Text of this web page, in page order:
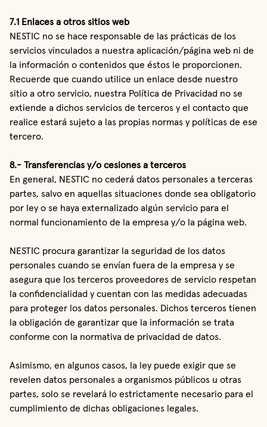
7.1 Enlaces a otros sitios web
NESTIC no se hace responsable de las prácticas de los
servicios vinculados a nuestra aplicación/página web ni de
la información o contenidos que éstos le proporcionen.
Recuerde que cuando utilice un enlace desde nuestro
sitio a otro servicio, nuestra Política de Privacidad no se
extiende a dichos servicios de terceros y el contacto que
realice estará sujeto a las propias normas y políticas de ese
tercero.
8.- Transferencias y/o cesiones a terceros
En general, NESTIC no cederá datos personales a terceras
partes, salvo en aquellas situaciones donde sea obligatorio
por ley o se haya externalizado algún servicio para el
normal funcionamiento de la empresa y/o la página web.
NESTIC procura garantizar la seguridad de los datos
personales cuando se envían fuera de la empresa y se
asegura que los terceros proveedores de servicio respetan
la confidencialidad y cuentan con las medidas adecuadas
para proteger los datos personales. Dichos terceros tienen
la obligación de garantizar que la información se trata
conforme con la normativa de privacidad de datos.
Asimismo, en algunos casos, la ley puede exigir que se
revelen datos personales a organismos públicos u otras
partes, solo se revelará lo estrictamente necesario para el
cumplimiento de dichas obligaciones legales.